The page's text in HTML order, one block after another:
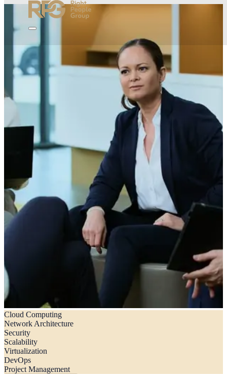
IT-infrastruktuurin suunnittelun ja toteutuksen 5 suurinta haastetta (ja
miten ne ratkaistaan)
Cloud Computing
Network Architecture
Security
Scalability
Virtualization
DevOps
Project Management